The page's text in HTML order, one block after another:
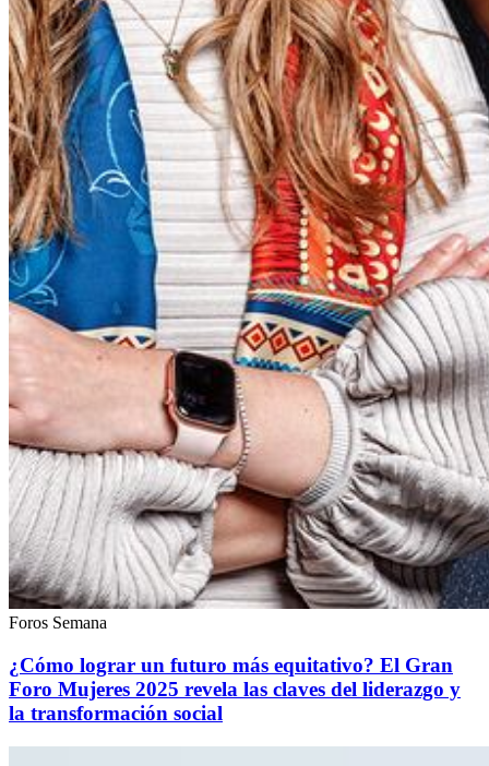
Foros Semana
¿Cómo lograr un futuro más equitativo? El Gran
Foro Mujeres 2025 revela las claves del liderazgo y
la transformación social